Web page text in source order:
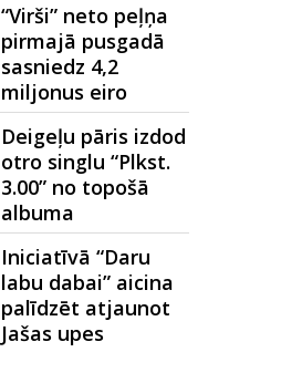
“Virši” neto peļņa
pirmajā pusgadā
sasniedz 4,2
miljonus eiro
Deigeļu pāris izdod
otro singlu “Plkst.
3.00” no topošā
albuma
Iniciatīvā “Daru
labu dabai” aicina
palīdzēt atjaunot
Jašas upes